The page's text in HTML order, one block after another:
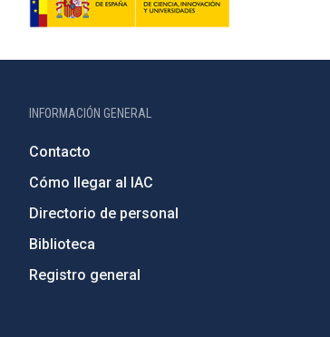
INFORMACIÓN GENERAL
Contacto
Cómo llegar al IAC
Directorio de personal
Biblioteca
Registro general